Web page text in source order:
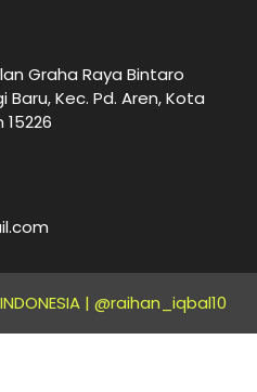
Graha Raya Bintaro
Kec. Pd. Aren, Kota
| @raihan_iqbal10